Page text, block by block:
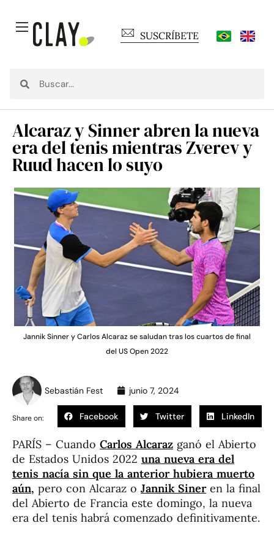
SUSCRÍBETE
Alcaraz y Sinner abren la nueva
era del tenis mientras Zverev y
Ruud hacen lo suyo
Jannik Sinner y Carlos Alcaraz se saludan tras los cuartos de final
del US Open 2022
Sebastián Fest junio 7, 2024
Share on: Facebook Twitter LinkedIn
PARÍS – Cuando Carlos Alcaraz ganó el Abierto
de Estados Unidos 2022 una nueva era del
tenis nacía sin que la anterior hubiera muerto
aún, pero con Alcaraz o Jannik Sineren la final
del Abierto de Francia este domingo, la nueva
era del tenis habrá comenzado definitivamente.